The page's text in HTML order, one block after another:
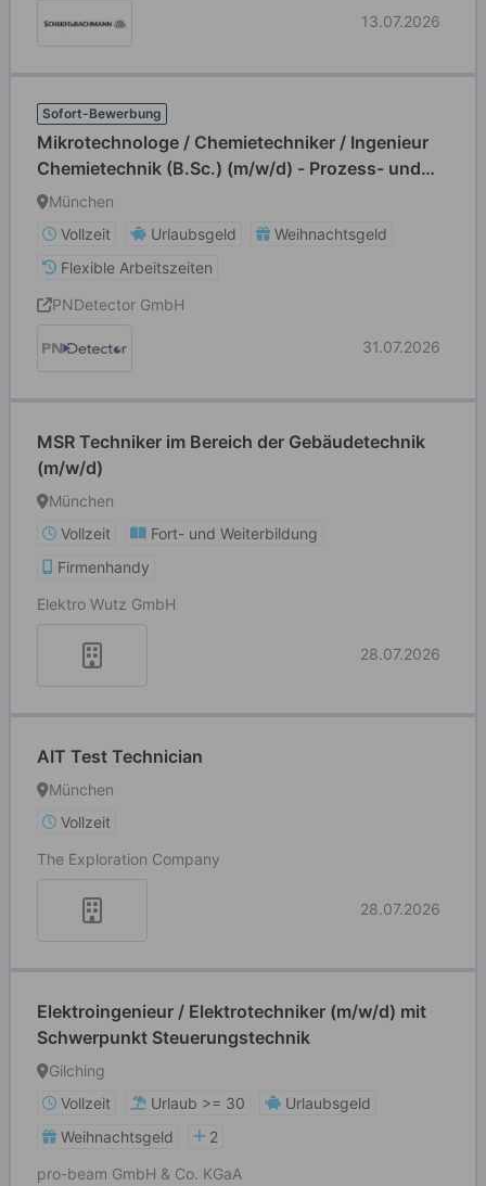
13.07.2026
Sofort-Bewerbung
Mikrotechnologe / Chemietechniker / Ingenieur
Chemietechnik (B.Sc.) (m/w/d) - Prozess- und
Anlagenspezialist (m/w/d) für die
Halbleiterfertigung
München
Vollzeit
Urlaubsgeld
Weihnachtsgeld
Flexible Arbeitszeiten
PNDetector GmbH
31.07.2026
MSR Techniker im Bereich der Gebäudetechnik
(m/w/d)
München
Vollzeit
Fort- und Weiterbildung
Firmenhandy
Elektro Wutz GmbH
28.07.2026
AIT Test Technician
München
Vollzeit
The Exploration Company
28.07.2026
Elektroingenieur / Elektrotechniker (m/w/d) mit
Schwerpunkt Steuerungstechnik
Gilching
Vollzeit
Urlaub >= 30
Urlaubsgeld
Weihnachtsgeld
2
pro-beam GmbH & Co. KGaA